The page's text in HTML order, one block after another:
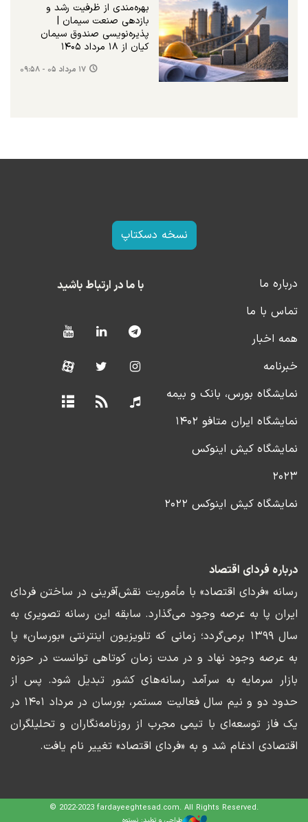
بهره‌مندی از ظرفیت رشد و
بازدهی صنعت سیمان |
پذیره‌نویسی صندوق سیمان
کیان از ۱۸ مرداد ۱۴۰۵
۱۷ مرداد ۰۵ - ۰۹:۵۸
نسخه دسکتاپ
درباره ما
تماس با ما
همه اخبار
خبرنامه
نمایشگاه بورس، بانک و بیمه
نمایشگاه ایران متافو ۱۴۰۲
نمایشگاه کیش اینوکس
۲۰۲۳
نمایشگاه کیش اینوکس ۲۰۲۲
با ما در ارتباط باشید
درباره فردای اقتصاد
رسانه «فردای اقتصاد» با مأموریت نقش‌آفرینی در ساختن فردای
ایران پا به عرصه وجود می‌گذارد. سابقه این رسانه تصویری به
سال ۱۳۹۹ برمی‌گردد؛ زمانی که تلویزیون اینترنتی «بورسان» پا
به عرصه وجود نهاد و در مدت زمان کوتاهی توانست در حوزه
بازار سرمایه به سرآمد رسانه‌های کشور تبدیل شود. پس از
حدود دو و نیم سال فعالیت مستمر، بورسان در مرداد ۱۴۰۱ در
یک فاز توسعه‌ای با تیمی مجرب از روزنامه‌نگاران و تحلیلگران
اقتصادی ادغام شد و به «فردای اقتصاد» تغییر نام یافت.
© 2022-2023 fardayeeghtesad.com. All Rights Reserved.